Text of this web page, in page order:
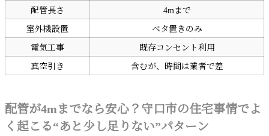
配管長さ 4mまで
室外機設置 ベタ置きのみ
電気工事 既存コンセント利用
真空引き 含むが、時間は業者で差
配管が4mまでなら安心？守口市の住宅事情でよ
く起こる“あと少し足りない”パターン